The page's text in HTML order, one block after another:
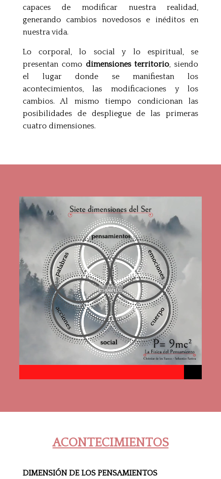
capaces de modificar nuestra realidad,
generando cambios novedosos e inéditos en
nuestra vida.
Lo corporal, lo social y lo espiritual, se
presentan como dimensiones territorio, siendo
el lugar donde se manifiestan los
acontecimientos, las modificaciones y los
cambios. Al mismo tiempo condicionan las
posibilidades de despliegue de las primeras
cuatro dimensiones.
ACONTECIMIENTOS
DIMENSIÓN DE LOS PENSAMIENTOS